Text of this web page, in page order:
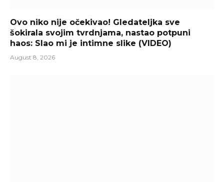
Ovo niko nije očekivao! Gledateljka sve
šokirala svojim tvrdnjama, nastao potpuni
haos: Slao mi je intimne slike (VIDEO)
August 8, 2026